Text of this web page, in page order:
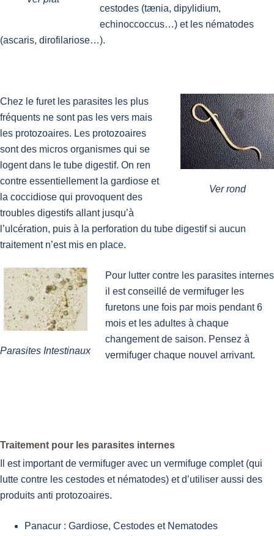
cestodes (tænia, dipylidium,
echinoccoccus…) et les nématodes
(ascaris, dirofilariose…).
Ver rond
Chez le furet les parasites les plus
fréquents ne sont pas les vers mais
les protozoaires. Les protozoaires
sont des micros organismes qui se
logent dans le tube digestif. On ren
contre essentiellement la gardiose et
la coccidiose qui provoquent des
troubles digestifs allant jusqu’à
l’ulcération, puis à la perforation du tube digestif si aucun
traitement n’est mis en place.
Parasites Intestinaux
Pour lutter contre les parasites internes
il est conseillé de vermifuger les
furetons une fois par mois pendant 6
mois et les adultes à chaque
changement de saison. Pensez à
vermifuger chaque nouvel arrivant.
Traitement pour les parasites internes
Il est important de vermifuger avec un vermifuge complet (qui
lutte contre les cestodes et nématodes) et d’utiliser aussi des
produits anti protozoaires.
Panacur : Gardiose, Cestodes et Nematodes